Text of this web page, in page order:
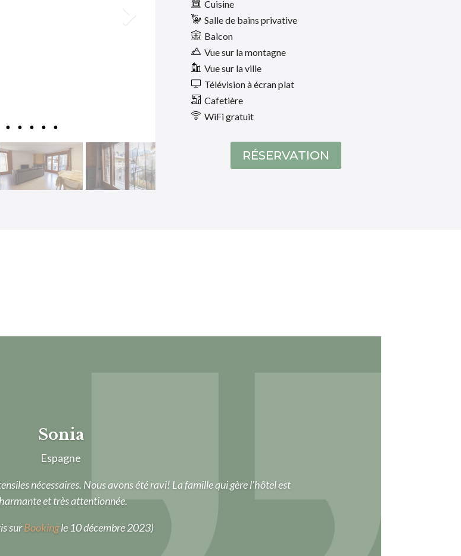
Cuisine
Salle de bains privative
Balcon
Vue sur la montagne
Vue sur la ville
Télévision à écran plat
Cafetière
WiFi gratuit
RÉSERVATION
Sonia
Espagne
nécessaires. Nous avons été ravi! La famille qui gère l’hôtel est
et très attentionnée.
surBookingle 10 décembre 2023)